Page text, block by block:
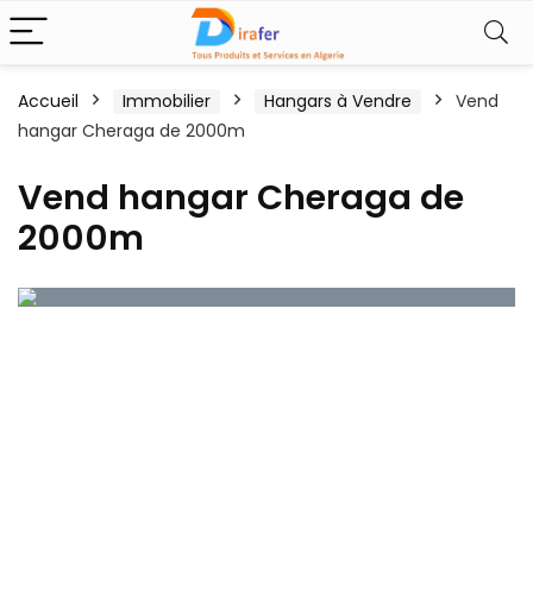
Accueil Immobilier Hangars à Vendre
Vend
hangar Cheraga de 2000m
Vend hangar Cheraga de
2000m